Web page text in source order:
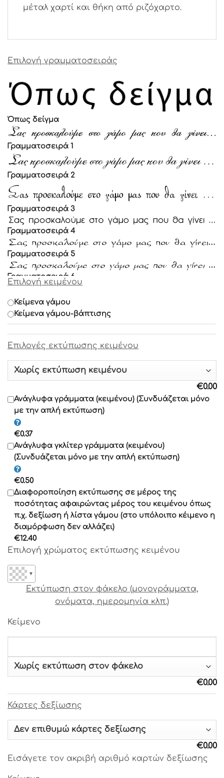
μέταλ χαρτί και θήκη από ριζόχαρτο.
Επιλογή γραμματοσειράς
Όπως δείγμα
Γραμματοσειρά 1
Γραμματοσειρά 2
Γραμματοσειρά 3
Γραμματοσειρά 4
Γραμματοσειρά 5
Γραμματοσειρά 6
Γραμματοσειρά 7
Γραμματοσειρά 9
Γραμματοσειρά 10
Γραμματοσειρά 11
Γραμματοσειρά 12
Γραμματοσειρά 13
Γραμματοσειρά 14
Γραμματοσειρά 15
Γραμματοσειρά 16
Γραμματοσειρά 17
Γραμματοσειρά 18
Γραμματοσειρά 19
Γραμματοσειρά 21
Γραμματοσειρά 22
Γραμματοσειρά 24
Γραμματοσειρά 26
Επιλογή κειμένου
Κείμενα γάμου
Κείμενα γάμου-βάπτισης
Επιλογές εκτύπωσης κειμένου
€0.00
Ανάγλυφα γράμματα (κειμένου) (Συνδυάζεται μόνο
με την απλή εκτύπωση)
€0.37
Ανάγλυφα γκλίτερ γράμματα (κειμένου)
(Συνδυάζεται μόνο με την απλή εκτύπωση)
€0.50
Διαφοροποίηση εκτύπωσης σε μέρος της
ποσότητας αφαιρώντας μέρος του κειμένου όπως
π.χ. δεξίωση ή λίστα γάμου (στο υπόλοιπο κέιμενο η
διαμόρφωση δεν αλλάζει)
€12.40
Επιλογή χρώματος εκτύπωσης κειμένου
▼
Εκτύπωση στον φάκελο (μονογράμματα,
ονόματα, ημερομηνία κλπ.)
Κείμενο
€0.00
Κάρτες δεξίωσης
€0.00
Εισάγετε τον ακριβή αριθμό καρτών δεξίωσης